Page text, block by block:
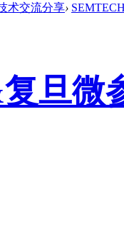
术交流分享›
旦微